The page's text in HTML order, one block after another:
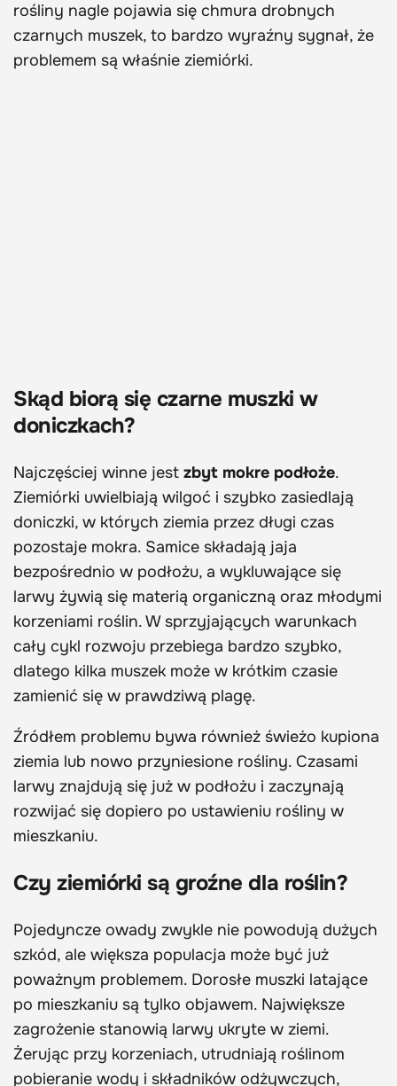
rośliny nagle pojawia się chmura drobnych
czarnych muszek, to bardzo wyraźny sygnał, że
problemem są właśnie ziemiórki.
Skąd biorą się czarne muszki w
doniczkach?
Najczęściej winne jest zbyt mokre podłoże.
Ziemiórki uwielbiają wilgoć i szybko zasiedlają
doniczki, w których ziemia przez długi czas
pozostaje mokra. Samice składają jaja
bezpośrednio w podłożu, a wykluwające się
larwy żywią się materią organiczną oraz młodymi
korzeniami roślin. W sprzyjających warunkach
cały cykl rozwoju przebiega bardzo szybko,
dlatego kilka muszek może w krótkim czasie
zamienić się w prawdziwą plagę.
Źródłem problemu bywa również świeżo kupiona
ziemia lub nowo przyniesione rośliny. Czasami
larwy znajdują się już w podłożu i zaczynają
rozwijać się dopiero po ustawieniu rośliny w
mieszkaniu.
Czy ziemiórki są groźne dla roślin?
Pojedyncze owady zwykle nie powodują dużych
szkód, ale większa populacja może być już
poważnym problemem. Dorosłe muszki latające
po mieszkaniu są tylko objawem. Największe
zagrożenie stanowią larwy ukryte w ziemi.
Żerując przy korzeniach, utrudniają roślinom
pobieranie wody i składników odżywczych,